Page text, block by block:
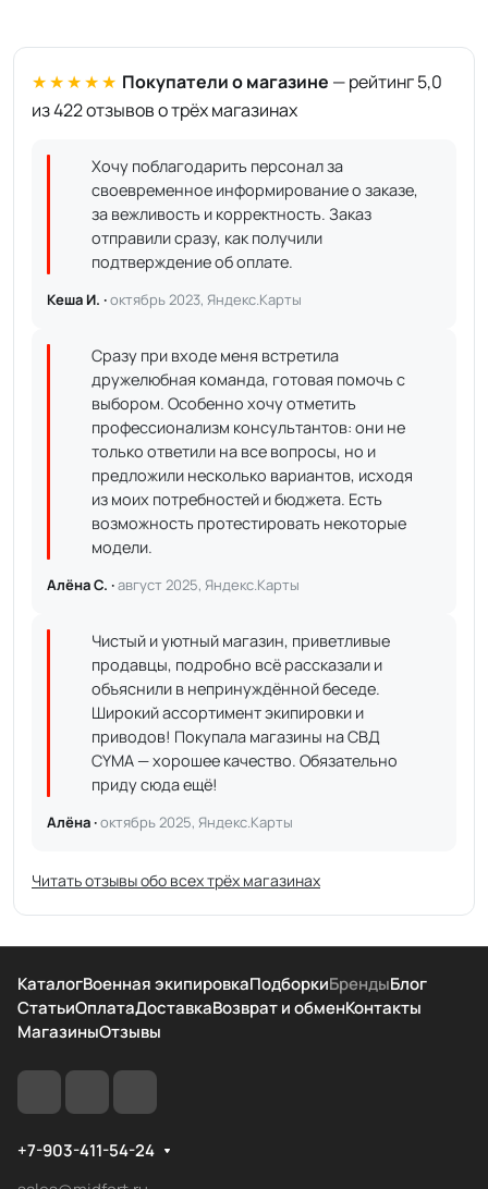
★★★★★ Покупатели о магазине — рейтинг 5,0
из 422 отзывов о трёх магазинах
Хочу поблагодарить персонал за
своевременное информирование о заказе,
за вежливость и корректность. Заказ
отправили сразу, как получили
подтверждение об оплате.
Кеша И. ·октябрь 2023, Яндекс.Карты
Сразу при входе меня встретила
дружелюбная команда, готовая помочь с
выбором. Особенно хочу отметить
профессионализм консультантов: они не
только ответили на все вопросы, но и
предложили несколько вариантов, исходя
из моих потребностей и бюджета. Есть
возможность протестировать некоторые
модели.
Алёна С. ·август 2025, Яндекс.Карты
Чистый и уютный магазин, приветливые
продавцы, подробно всё рассказали и
объяснили в непринуждённой беседе.
Широкий ассортимент экипировки и
приводов! Покупала магазины на СВД
CYMA — хорошее качество. Обязательно
приду сюда ещё!
Алёна ·октябрь 2025, Яндекс.Карты
Читать отзывы обо всех трёх магазинах
КаталогВоенная экипировкаПодборкиБрендыБлог
СтатьиОплатаДоставкаВозврат и обменКонтакты
МагазиныОтзывы
+7-903-411-54-24